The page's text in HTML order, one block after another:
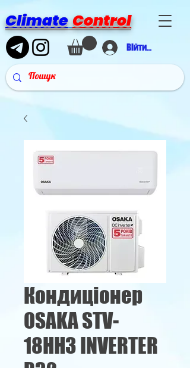
Climate Control
Війти в аккаунт
Кондиціонер
OSAKA STV-
18HH3 INVERTER